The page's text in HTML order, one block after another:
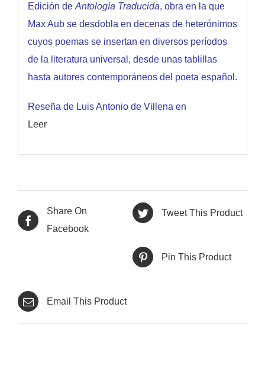
Edición de Antología Traducida, obra en la que
Max Aub se desdobla en decenas de heterónimos
cuyos poemas se insertan en diversos períodos
de la literatura universal, desde unas tablillas
hasta autores contemporáneos del poeta español.
Reseña de Luis Antonio de Villena en
Leer
Share On
Facebook
Tweet This Product
Pin This Product
Email This Product